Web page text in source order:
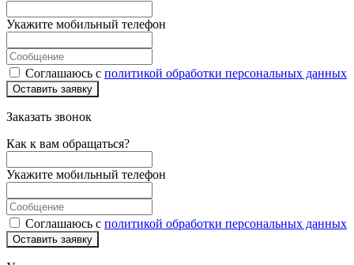
Укажите мобильный телефон
Соглашаюсь с политикой обработки персональных данных
Оставить заявку
Заказать звонок
Как к вам обращаться?
Укажите мобильный телефон
Соглашаюсь с политикой обработки персональных данных
Оставить заявку